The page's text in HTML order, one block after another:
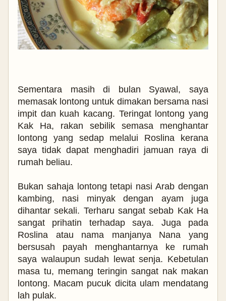
Sementara masih di bulan Syawal, saya
memasak lontong untuk dimakan bersama nasi
impit dan kuah kacang. Teringat lontong yang
Kak Ha, rakan sebilik semasa menghantar
lontong yang sedap melalui Roslina kerana
saya tidak dapat menghadiri jamuan raya di
rumah beliau.
Bukan sahaja lontong tetapi nasi Arab dengan
kambing, nasi minyak dengan ayam juga
dihantar sekali. Terharu sangat sebab Kak Ha
sangat prihatin terhadap saya. Juga pada
Roslina atau nama manjanya Nana yang
bersusah payah menghantarnya ke rumah
saya walaupun sudah lewat senja. Kebetulan
masa tu, memang teringin sangat nak makan
lontong. Macam pucuk dicita ulam mendatang
lah pulak.